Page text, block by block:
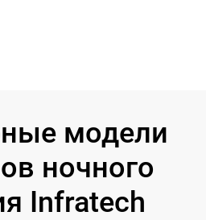
модели
ночного
Infratech